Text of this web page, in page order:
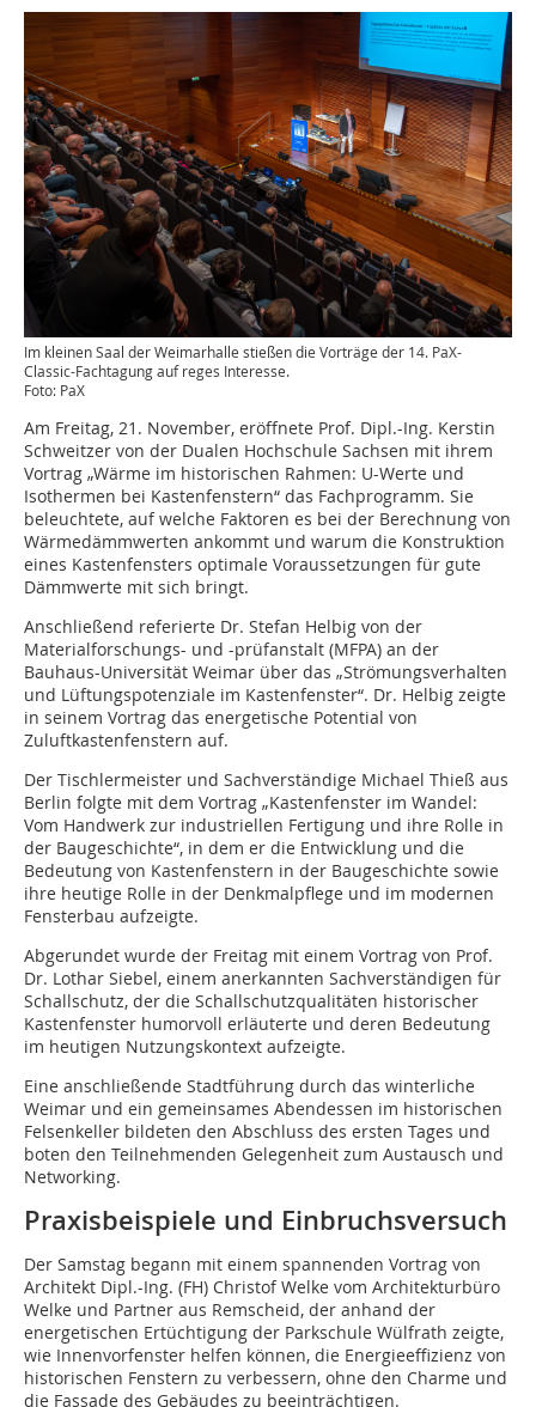
Im kleinen Saal der Weimarhalle stießen die Vorträge der 14. PaX-
Classic-Fachtagung auf reges Interesse.
Foto: PaX
Am Freitag, 21. November, eröffnete Prof. Dipl.-Ing. Kerstin
Schweitzer von der Dualen Hochschule Sachsen mit ihrem
Vortrag „Wärme im historischen Rahmen: U-Werte und
Isothermen bei Kastenfenstern“ das Fachprogramm. Sie
beleuchtete, auf welche Faktoren es bei der Berechnung von
Wärmedämmwerten ankommt und warum die Konstruktion
eines Kastenfensters optimale Voraussetzungen für gute
Dämmwerte mit sich bringt.
Anschließend referierte Dr. Stefan Helbig von der
Materialforschungs- und -prüfanstalt (MFPA) an der
Bauhaus-Universität Weimar über das „Strömungsverhalten
und Lüftungspotenziale im Kastenfenster“. Dr. Helbig zeigte
in seinem Vortrag das energetische Potential von
Zuluftkastenfenstern auf.
Der Tischlermeister und Sachverständige Michael Thieß aus
Berlin folgte mit dem Vortrag „Kastenfenster im Wandel:
Vom Handwerk zur industriellen Fertigung und ihre Rolle in
der Baugeschichte“, in dem er die Entwicklung und die
Bedeutung von Kastenfenstern in der Baugeschichte sowie
ihre heutige Rolle in der Denkmalpflege und im modernen
Fensterbau aufzeigte.
Abgerundet wurde der Freitag mit einem Vortrag von Prof.
Dr. Lothar Siebel, einem anerkannten Sachverständigen für
Schallschutz, der die Schallschutzqualitäten historischer
Kastenfenster humorvoll erläuterte und deren Bedeutung
im heutigen Nutzungskontext aufzeigte.
Eine anschließende Stadtführung durch das winterliche
Weimar und ein gemeinsames Abendessen im historischen
Felsenkeller bildeten den Abschluss des ersten Tages und
boten den Teilnehmenden Gelegenheit zum Austausch und
Networking.
Praxisbeispiele und Einbruchsversuch
Der Samstag begann mit einem spannenden Vortrag von
Architekt Dipl.-Ing. (FH) Christof Welke vom Architekturbüro
Welke und Partner aus Remscheid, der anhand der
energetischen Ertüchtigung der Parkschule Wülfrath zeigte,
wie Innenvorfenster helfen können, die Energieeffizienz von
historischen Fenstern zu verbessern, ohne den Charme und
die Fassade des Gebäudes zu beeinträchtigen.